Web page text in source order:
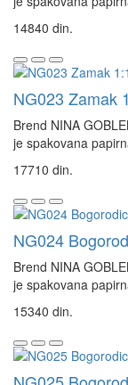
14840 din.
NG023 Zamak
Brend NINA
je spakovana
17710 din.
NG024
Brend NINA
je spakovana
15340 din.